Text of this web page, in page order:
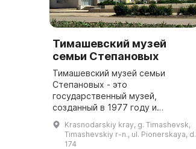
Тимашевский музей
семьи Степановых
Тимашевский музей семьи
Степановых - это
государственный музей,
созданный в 1977 году и
отражающий историю простой
русской семьи и ее девяти
сыновей, погибших в годы
Krasnodarskiy kray, g. Timashevsk,
Timashevskiy r-n., ul. Pionerskaya, d.
174